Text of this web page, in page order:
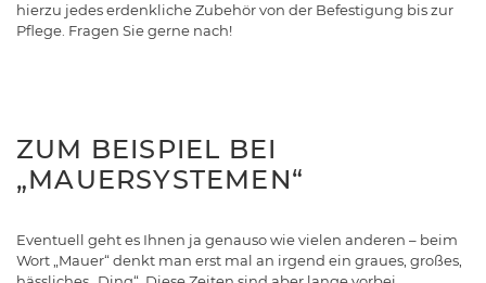
hierzu jedes erdenkliche Zubehör von der Befestigung bis zur
Pflege. Fragen Sie gerne nach!
ZUM BEISPIEL BEI
„MAUERSYSTEMEN“
Eventuell geht es Ihnen ja genauso wie vielen anderen – beim
Wort „Mauer“ denkt man erst mal an irgend ein graues, großes,